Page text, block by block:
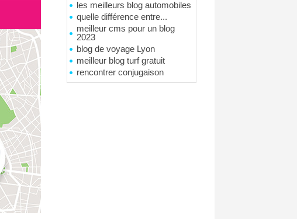
les meilleurs blog automobiles
quelle différence entre...
meilleur cms pour un blog
2023
blog de voyage Lyon
meilleur blog turf gratuit
rencontrer conjugaison